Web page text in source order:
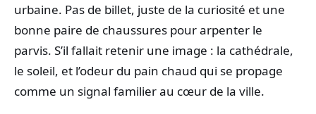
urbaine. Pas de billet, juste de la curiosité et une
bonne paire de chaussures pour arpenter le
parvis. S’il fallait retenir une image : la cathédrale,
le soleil, et l’odeur du pain chaud qui se propage
comme un signal familier au cœur de la ville.